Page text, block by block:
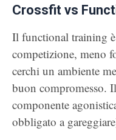
Crossfit vs
Il functional training
competizione, meno
cerchi un ambiente
buon compromesso.
componente
obbligato a